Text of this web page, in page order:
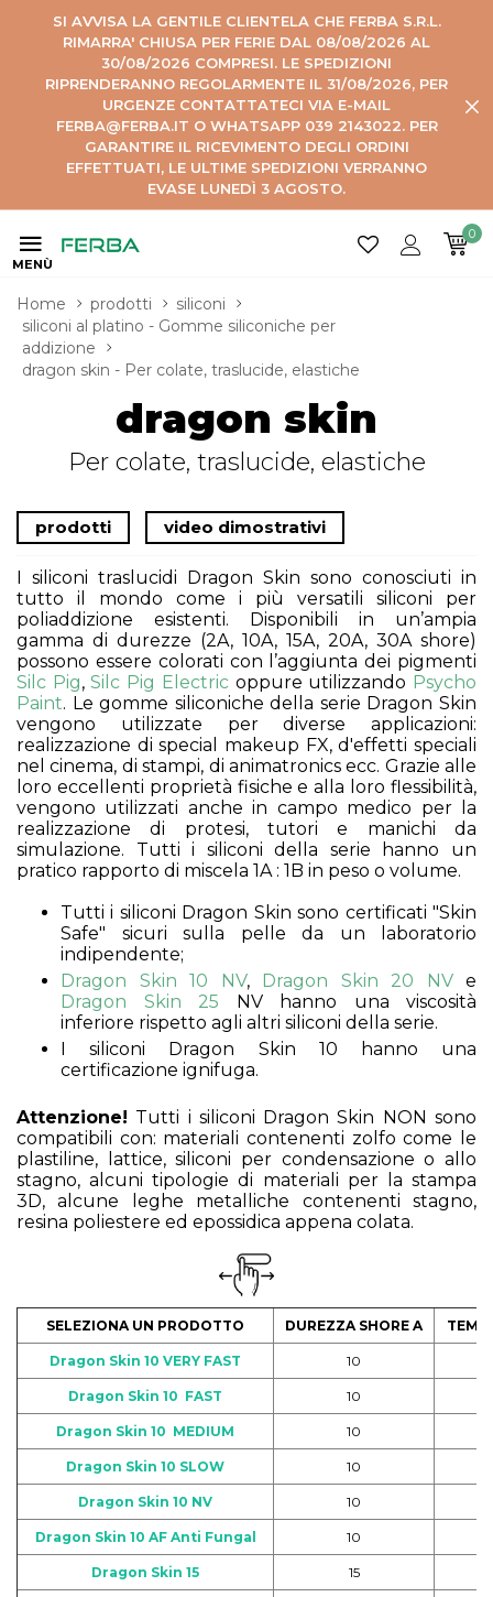
SI AVVISA LA GENTILE CLIENTELA CHE FERBA S.R.L.
RIMARRA' CHIUSA PER FERIE DAL 08/08/2026 AL
30/08/2026 COMPRESI. LE SPEDIZIONI
RIPRENDERANNO REGOLARMENTE IL 31/08/2026, PER
URGENZE CONTATTATECI VIA E-MAIL
FERBA@FERBA.IT O WHATSAPP 039 2143022. PER
GARANTIRE IL RICEVIMENTO DEGLI ORDINI
EFFETTUATI, LE ULTIME SPEDIZIONI VERRANNO
EVASE LUNEDÌ 3 AGOSTO.
MENÙ
0
Home prodotti
siliconi
siliconi al platino - Gomme siliconiche per
addizione
dragon skin - Per colate, traslucide, elastiche
dragon skin
Per colate, traslucide, elastiche
prodotti video dimostrativi
I siliconi traslucidi Dragon Skin sono conosciuti in
tutto il mondo come i più versatili siliconi per
poliaddizione esistenti. Disponibili in un’ampia
gamma di durezze (2A, 10A, 15A, 20A, 30A shore)
possono essere colorati con l’aggiunta dei pigmenti
Silc Pig,Silc Pig Electricoppure utilizzando Psycho
Paint. Le gomme siliconiche della serie Dragon Skin
vengono utilizzate per diverse applicazioni:
realizzazione di special makeup FX, d'effetti speciali
nel cinema, di stampi, di animatronics ecc. Grazie alle
loro eccellenti proprietà fisiche e alla loro flessibilità,
vengono utilizzati anche in campo medico per la
realizzazione di protesi, tutori e manichi da
simulazione. Tutti i siliconi della serie hanno un
pratico rapporto di miscela 1A : 1B in peso o volume.
Tutti i siliconi Dragon Skin sono certificati "Skin
Safe" sicuri sulla pelle da un laboratorio
indipendente;
Dragon Skin 10 NV, Dragon Skin 20 NVe
Dragon Skin 25 NV hanno una viscosità
inferiore rispetto agli altri siliconi della serie.
I siliconi Dragon Skin 10 hanno una
certificazione ignifuga.
Attenzione! Tutti i siliconi Dragon Skin NON sono
compatibili con: materiali contenenti zolfo come le
plastiline, lattice, siliconi per condensazione o allo
stagno, alcuni tipologie di materiali per la stampa
3D, alcune leghe metalliche contenenti stagno,
resina poliestere ed epossidica appena colata.
SELEZIONA UN PRODOTTO DUREZZA SHORE A
Dragon Skin 10 VERY FAST 10
Dragon Skin 10 FAST 10
Dragon Skin 10 MEDIUM 10
Dragon Skin 10 SLOW 10
Dragon Skin 10 NV 10
Dragon Skin 10 AF Anti Fungal 10
Dragon Skin 15 15